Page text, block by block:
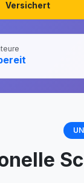
Versichert